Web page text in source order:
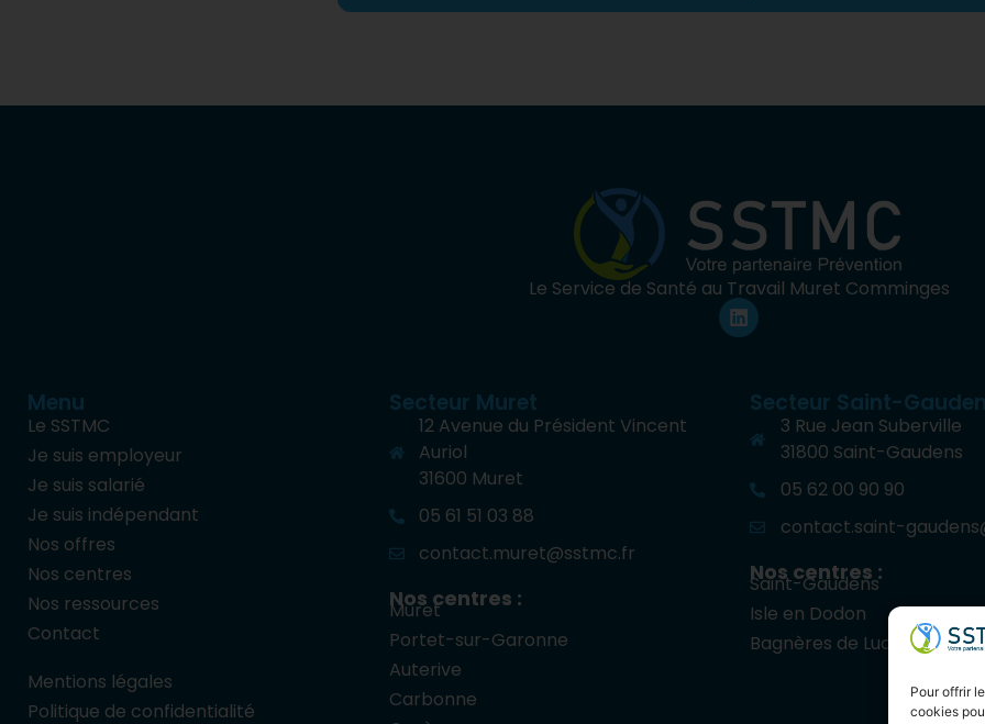
Pour offrir
cookies
Le Service de Santé au Travail Muret Comminges
Menu
Le SSTMC
Je suis employeur
Je suis salarié
Je suis indépendant
Nos offres
Nos centres
Nos ressources
Contact
Mentions légales
Politique de confidentialité
Secteur Muret
12 Avenue du Président Vincent
Auriol
31600 Muret
05 61 51 03 88
contact.muret@sstmc.fr
Nos centres :
Muret
Portet-sur-Garonne
Auterive
Carbonne
Secteur Saint-
3 Rue Jean Suberville
31800 Saint-Gaudens
05 62 00 90 90
contact.saint-
Nos centres :
Saint-Gaudens
Isle en Dodon
Bagnères de Luchon